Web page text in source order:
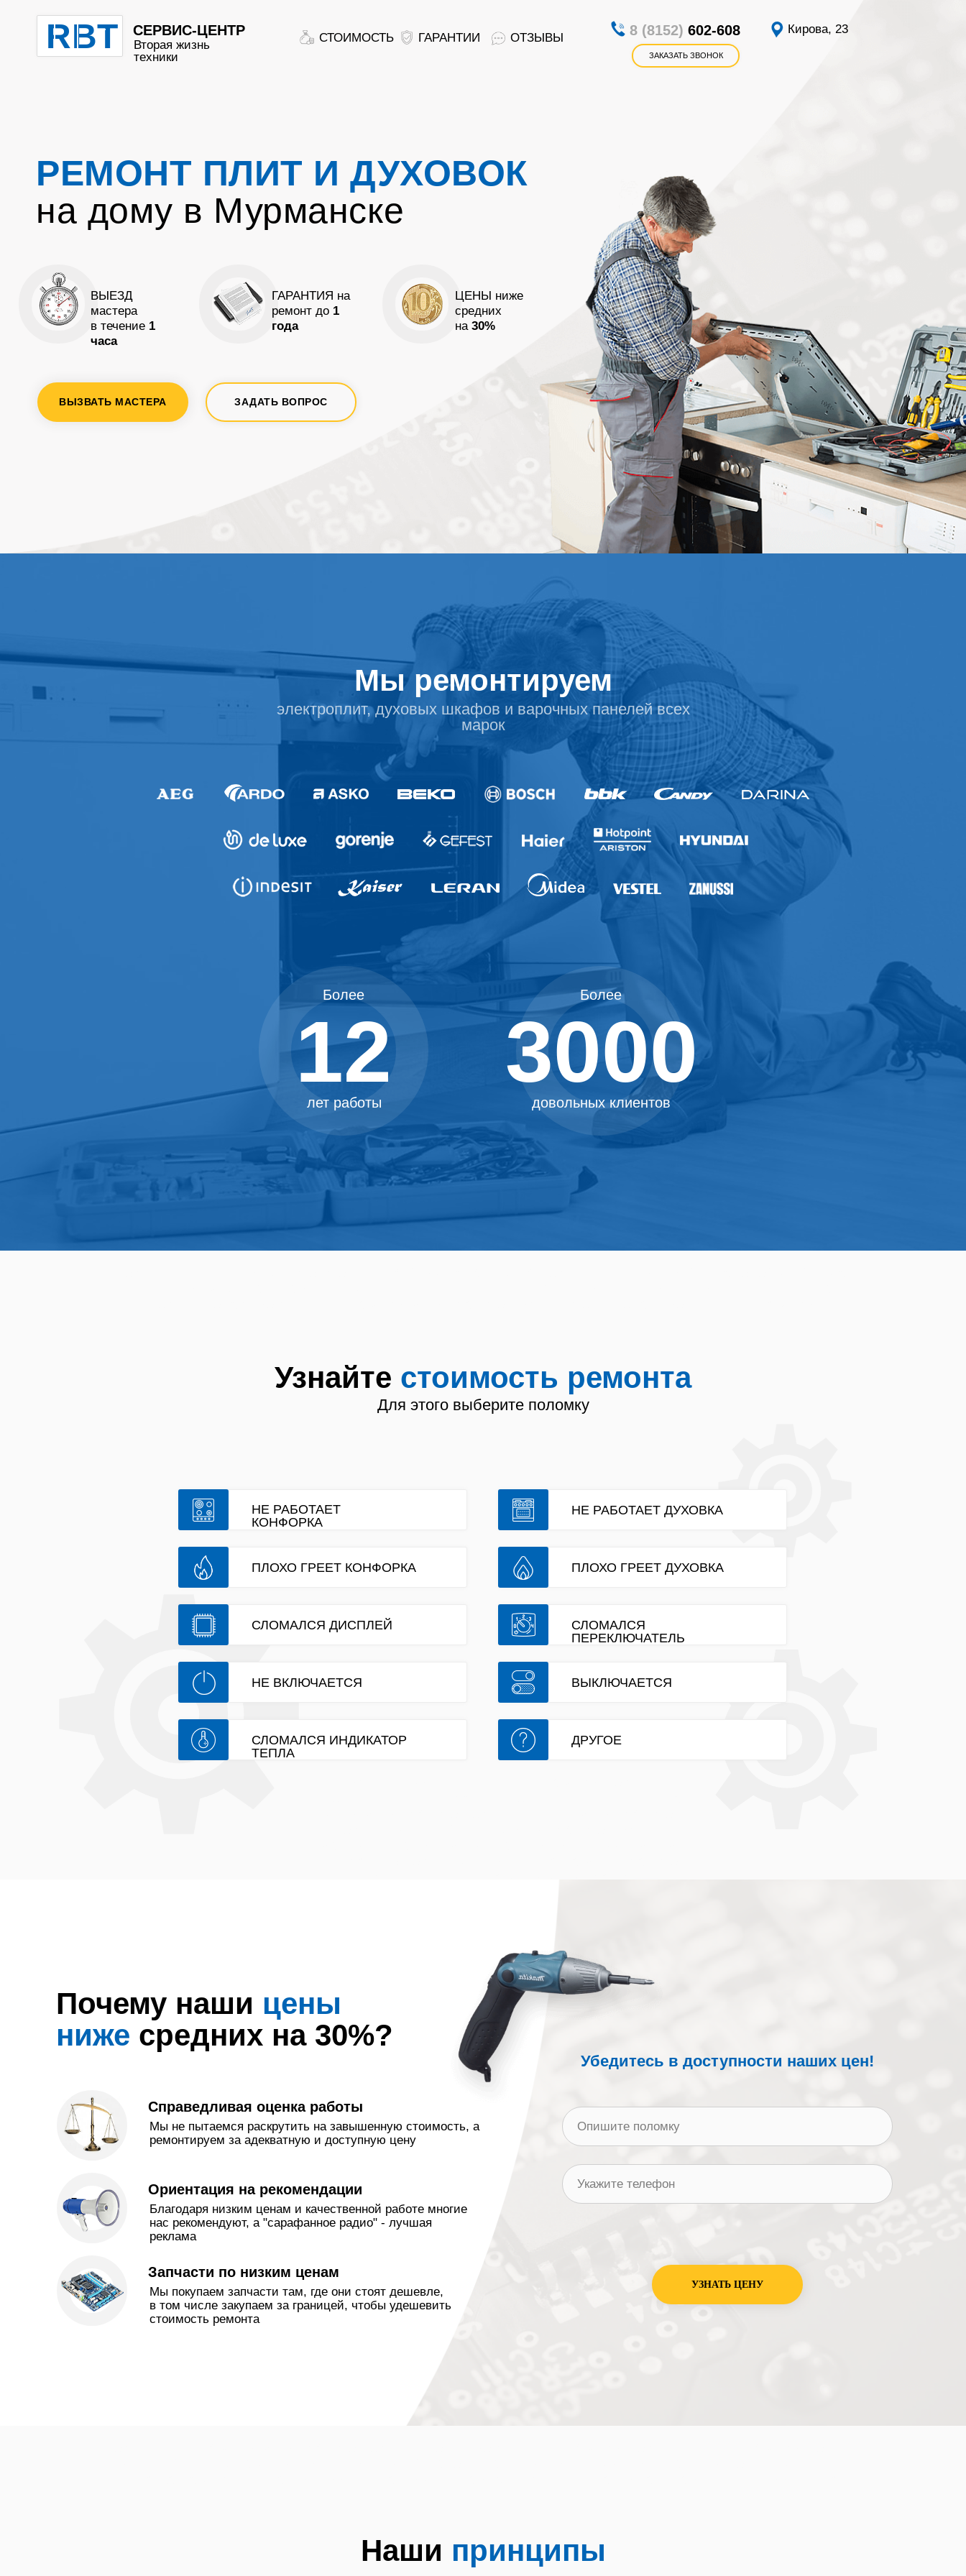
ВЫЕЗД
мастера
в течение 1
часа
ГАРАНТИЯ на
ремонт до 1
года
ЦЕНЫ ниже
средних
на 30%
ВЫЗВАТЬ МАСТЕРА ЗАДАТЬ ВОПРОС
РЕМОНТ ПЛИТ И ДУХОВОК
на дому в Мурманске
СЕРВИС-ЦЕНТР
Вторая жизнь
техники
ГАРАНТИИ ОТЗЫВЫ 8 (8152) 602-608 Кирова, 23
ЗАКАЗАТЬ ЗВОНОК
RBT СТОИМОСТЬ
Более
12
лет работы
Более
3000
довольных клиентов
Мы ремонтируем
электроплит, духовых шкафов и варочных панелей всех
марок
НЕ РАБОТАЕТ
КОНФОРКА
ПЛОХО ГРЕЕТ КОНФОРКА
НЕ ВКЛЮЧАЕТСЯ ВЫКЛЮЧАЕТСЯ
СЛОМАЛСЯ ИНДИКАТОР
ТЕПЛА
ДРУГОЕ
СЛОМАЛСЯ
ПЕРЕКЛЮЧАТЕЛЬ
НЕ РАБОТАЕТ ДУХОВКА
СЛОМАЛСЯ ДИСПЛЕЙ
ПЛОХО ГРЕЕТ ДУХОВКА
Для этого выберите поломку
Узнайте стоимость ремонта
Узнайте
стоимость ремонта
Почему наши цены
ниже средних на 30%?
Мы не пытаемся раскрутить на завышенную стоимость, а
ремонтируем за адекватную и доступную цену
Справедливая оценка работы
Благодаря низким ценам и качественной работе многие
нас рекомендуют, а "сарафанное радио" - лучшая
реклама
Ориентация на рекомендации
Мы покупаем запчасти там, где они стоят дешевле,
в том числе закупаем за границей, чтобы удешевить
стоимость ремонта
Запчасти по низким ценам
Убедитесь в доступности наших цен!
УЗНАТЬ ЦЕНУ
Наши принципы